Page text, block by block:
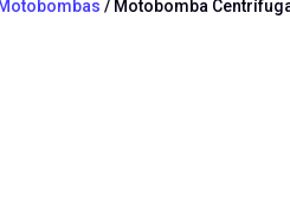
Motobombas / Motobomba